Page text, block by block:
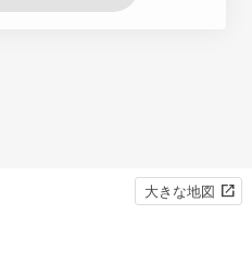
大きな地図